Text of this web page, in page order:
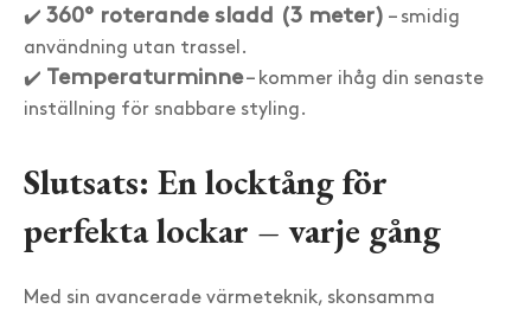
✔️ 360° roterande sladd (3 meter) – smidig
användning utan trassel.
✔️ Temperaturminne– kommer ihåg din senaste
inställning för snabbare styling.
Slutsats: En locktång för
perfekta lockar – varje gång
Med sin avancerade värmeteknik, skonsamma